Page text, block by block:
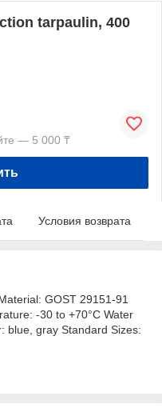
tarpaulin, 400
— 5 000 ₸
Условия возврата
GOST 29151-91
-30 to +70°C Water
blue, gray Standard Sizes: